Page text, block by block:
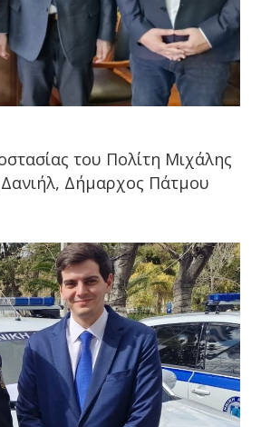
του Πολίτη Μιχάλης
Δήμαρχος Πάτμου